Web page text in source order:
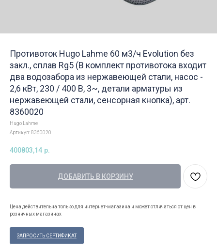
Противоток Hugo Lahme 60 м3/ч Evolution без
закл., сплав Rg5 (В комплект противотока входит
два водозабора из нержавеющей стали, насос -
2,6 кВт, 230 / 400 В, 3~, детали арматуры из
нержавеющей стали, сенсорная кнопка), арт.
8360020
Hugo Lahme
Артикул:8360020
400803,14 р.
ДОБАВИТЬ В КОРЗИНУ
Цена действительна только для интернет-магазина и может отличаться от цен в
розничных магазинах
ЗАПРОСИТЬ СЕРТИФИКАТ